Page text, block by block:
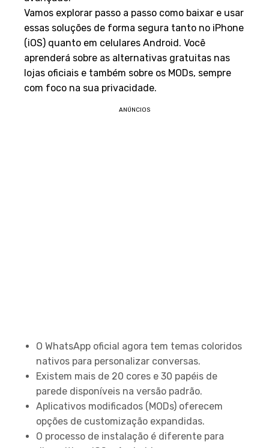
Vamos explorar passo a passo como baixar e usar
essas soluções de forma segura tanto no iPhone
(iOS) quanto em celulares Android. Você
aprenderá sobre as alternativas gratuitas nas
lojas oficiais e também sobre os MODs, sempre
com foco na sua privacidade.
ANÚNCIOS
O WhatsApp oficial agora tem temas coloridos
nativos para personalizar conversas.
Existem mais de 20 cores e 30 papéis de
parede disponíveis na versão padrão.
Aplicativos modificados (MODs) oferecem
opções de customização expandidas.
O processo de instalação é diferente para